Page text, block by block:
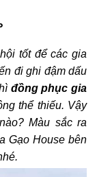
tốt để các gia
đi ghi đậm dấu
đồng phục gia
thể thiếu. Vậy
Màu sắc ra
Gạo House bên